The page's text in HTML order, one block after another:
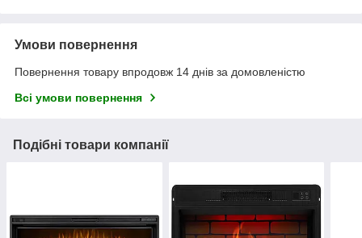
Умови повернення
Повернення товару впродовж 14 днів за домовленістю
Всі умови повернення
Подібні товари компанії